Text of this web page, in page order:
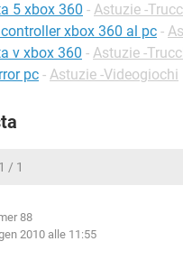
5 xbox 360 - Astuzie -
xbox 360 al pc -
v xbox 360 - Astuzie -
pc - Astuzie -Videogiochi
/ 1
88
2010 alle 11:55